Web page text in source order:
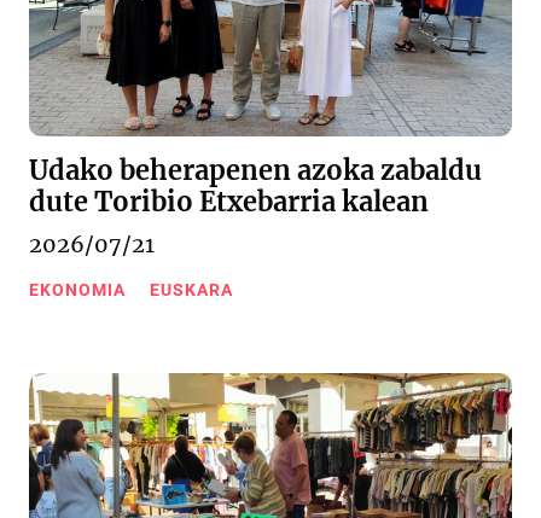
Udako beherapenen azoka zabaldu
dute Toribio Etxebarria kalean
2026/07/21
EKONOMIA EUSKARA